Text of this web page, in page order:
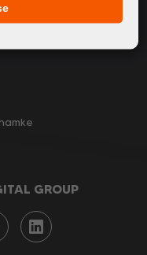
GROUP